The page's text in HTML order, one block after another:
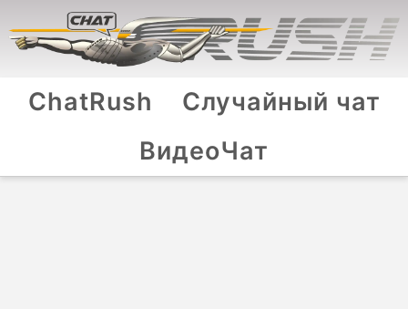
ChatRush
Случайный чат
ВидеоЧат